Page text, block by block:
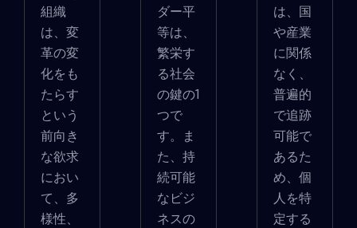
組織
は、変
革の変
化をも
たらす
という
前向き
な欲求
におい
て、多
様性、
ダー平
等は、
繁栄す
る社会
の鍵の1
つで
す。ま
た、持
続可能
なビジ
ネスの
は、国
や産業
に関係
なく、
普遍的
で追跡
可能で
あるた
め、個
人を特
定する